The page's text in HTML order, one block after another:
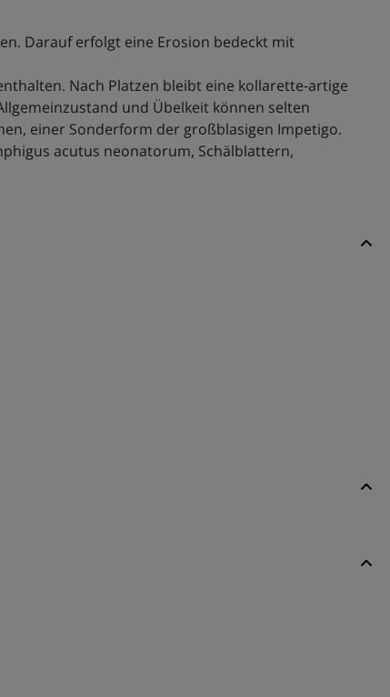
Darauf erfolgt eine Erosion bedeckt mit
Nach Platzen bleibt eine kollarette-artige
und Übelkeit können selten
einer Sonderform der großblasigen Impetigo.
acutus neonatorum, Schälblattern,